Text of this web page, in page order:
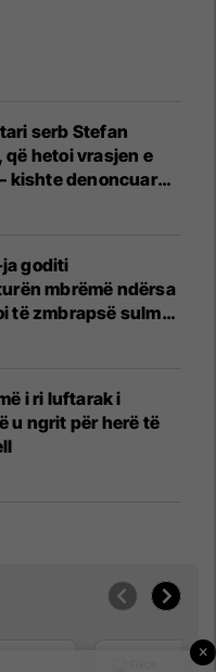
serb Stefan
hetoi vrasjen e
kishte denoncuar
vëllezërve
ja goditi
mbrëmë ndërsa
të zmbrapsë sulmet
i ri luftarak i
u ngrit për herë të
×